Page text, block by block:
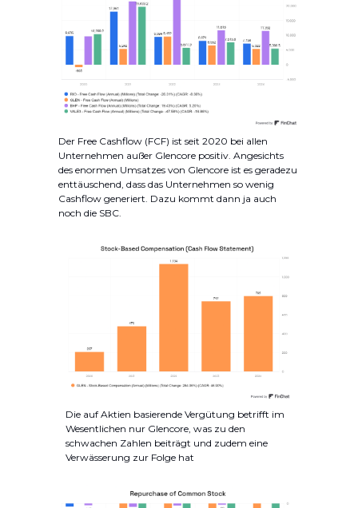
Der Free Cashflow (FCF) ist seit 2020 bei allen
Unternehmen außer Glencore positiv. Angesichts
des enormen Umsatzes von Glencore ist es geradezu
enttäuschend, dass das Unternehmen so wenig
Cashflow generiert. Dazu kommt dann ja auch
noch die SBC.
Die auf Aktien basierende Vergütung betrifft im
Wesentlichen nur Glencore, was zu den
schwachen Zahlen beiträgt und zudem eine
Verwässerung zur Folge hat